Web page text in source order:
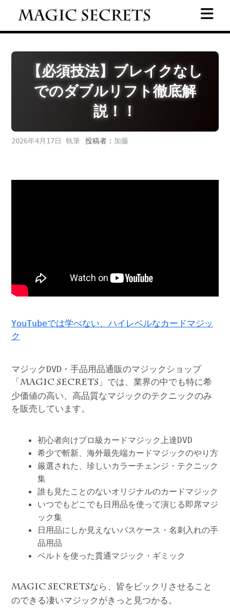
【必須技法】ブレイクなし
でのダブルリフト徹底解
説！！
2026年4月17日 投稿者： 加藤
YouTubeでは学べない、ハイレベルなカードマジッ
ク
マジックDVD・手品用品通販のマジックショップ
「 MAGIC SECRETS 」では、業界の中でも特に希
少価値の高い、高品質なマジックのテクニックのみ
を販売しています。
初心者向けプロ級カードマジック上達DVD
希少で斬新、海外最先端カードマジックのやり方
厳選された、珍しいカラーチェンジ・テクニック
集
誰も見たことのないオリジナルのカードマジック
いつでもどこでも日用品を使って演じる即席マジ
ック集
日用品にしか見えないパスケース・名刺入れの手
品用品
ベルトを使った貫通マジック・ギミック
MAGIC SECRETSなら、皆をビックリさせること
のできる凄いマジックがきっと見つかる。